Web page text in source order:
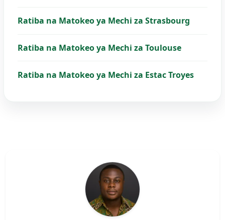
Ratiba na Matokeo ya Mechi za Strasbourg
Ratiba na Matokeo ya Mechi za Toulouse
Ratiba na Matokeo ya Mechi za Estac Troyes